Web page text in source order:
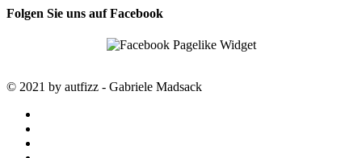
Folgen Sie uns auf Facebook
© 2021 by autfizz - Gabriele Madsack